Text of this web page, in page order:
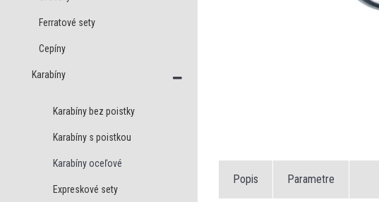
Ferratové sety
Cepíny
Karabíny
Karabíny bez poistky
Karabíny s poistkou
Karabíny oceľové
Expreskové sety
Popis Parametre